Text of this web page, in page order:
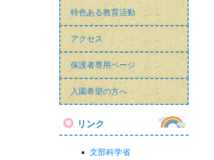
特色ある教育活動
アクセス
保護者専用ページ
入園希望の方へ
リンク
文部科学省